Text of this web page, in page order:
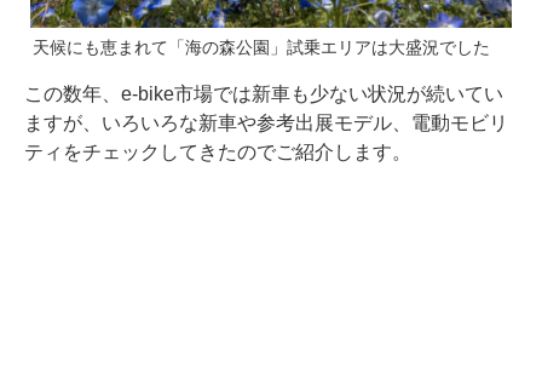
天候にも恵まれて「海の森公園」試乗エリアは大盛況でした
この数年、e-bike市場では新車も少ない状況が続いてい
ますが、いろいろな新車や参考出展モデル、電動モビリ
ティをチェックしてきたのでご紹介します。